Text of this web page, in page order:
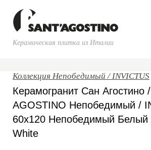
Керамическая плитка из Италии
Коллекция Непобедимый / INVICTUS
Керамогранит Сан Агостино
AGOSTINO Непобедимый /
60x120 Непобедимый Белый
White